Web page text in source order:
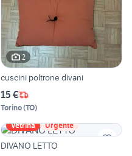
2
cuscini poltrone divani
15 €
Torino(TO)
Vetrina Urgente
DIVANO LETTO